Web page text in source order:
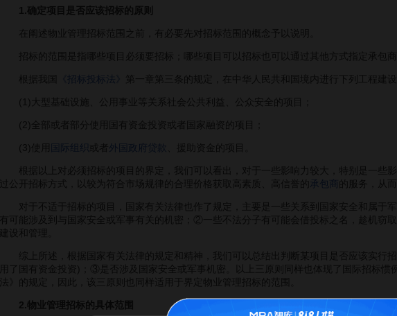
1.确定项目是否应该招标的原则
在阐述物业管理招标范围之前，有必要先对招标范围的概念予以说明。
招标的范围是指哪些项目必须要招标；哪些项目可以招标也可以通过其他方式指定承包商
根据我国 《招标投标法》 第一章第三条的规定，在中华人民共和国境内进行下列工程建
(1)大型基础设施、公用事业等关系社会公共利益、公众安全的项目；
(2)全部或者部分使用国有资金投资或者国家融资的项目；
(3)使用 国际组织 或者 外国政府贷款 、援助资金的项目。
根据以上对必须招标的项目的界定，我们可以看出，对于一些影响力较大，特别是一些影
过公开招标方式，以较为符合市场规律的合理价格获取高素质、高信誉的 承包商 的服务，从
对于不适于招标的项目，国家有关法律也作了规定，主要是一些关系到国家安全和属于
有可能涉及到与国家安全或军事有关的机密；②一些不法分子有可能会借投标之名，趁机窃
建设和管理。
综上所述，根据国家有关法律的规定和精神，我们可以总结出判断某项目是否应该实行
用了国有资金投资)；③是否涉及国家安全或军事机密。以上三原则同样也体现了国际招标
法》的规定，因此，该三原则也同样适用于界定物业管理招标的范围。
2.物业管理招标的具体范围